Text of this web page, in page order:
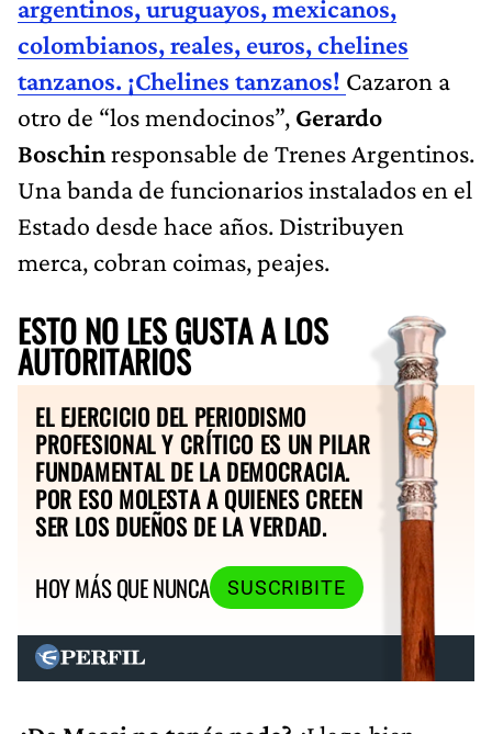
argentinos, uruguayos, mexicanos,
colombianos, reales, euros, chelines
tanzanos. ¡Chelines tanzanos! Cazaron a
otro de “los mendocinos”, Gerardo
Boschinresponsable de Trenes Argentinos.
Una banda de funcionarios instalados en el
Estado desde hace años. Distribuyen
merca, cobran coimas, peajes.
ESTO NO LES GUSTA A LOS
AUTORITARIOS
EL EJERCICIO DEL PERIODISMO
PROFESIONAL Y CRÍTICO ES UN PILAR
FUNDAMENTAL DE LA DEMOCRACIA.
POR ESO MOLESTA A QUIENES CREEN
SER LOS DUEÑOS DE LA VERDAD.
HOY MÁS QUE NUNCA
SUSCRIBITE